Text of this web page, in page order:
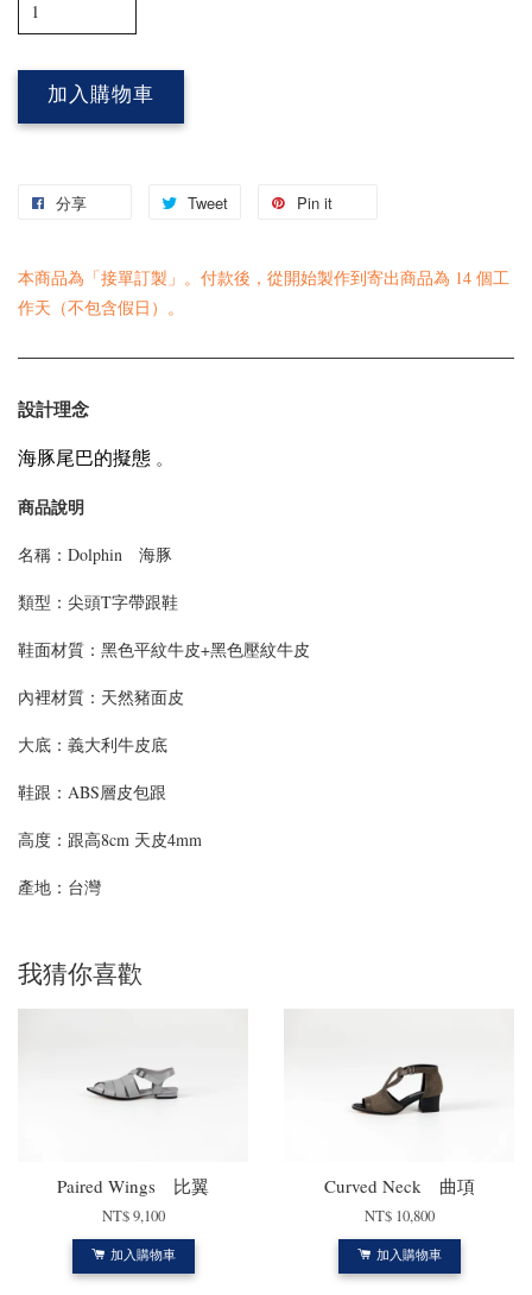
加入購物車
分享 Tweet Pin it
本商品為「接單訂製」。付款後，從開始製作到寄出商品為 14 個工
作天（不包含假日）。
設計理念
海豚尾巴的擬態 。
商品說明
名稱：Dolphin 海豚
類型：尖頭T字帶跟鞋
鞋面材質：黑色平紋牛皮+黑色壓紋牛皮
內裡材質：天然豬面皮
大底：義大利牛皮底
鞋跟：ABS層皮包跟
高度：跟高8cm 天皮4mm
產地：台灣
我猜你喜歡
Paired Wings 比翼
NT$ 9,100
加入購物車
Curved Neck 曲項
NT$ 10,800
加入購物車